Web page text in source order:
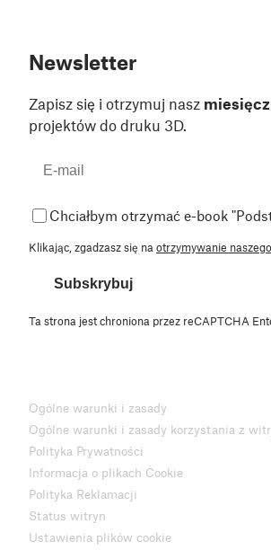
Newsletter
Zapisz się i otrzymuj nasz
projektów do druku 3D.
Chciałbym otrzymać e-book
Klikając, zgadzasz się na otrzymywanie
Subskrybuj
Ta strona jest chroniona przez reCAPTCHA
Ogólne warunki i zasady
Ogólne warunki i zasady korzystania z
Polityka Prywatności
Informacja o plikach Cookie
Polityka Reklamacji
Status witryn
Ustawienia plików cookie